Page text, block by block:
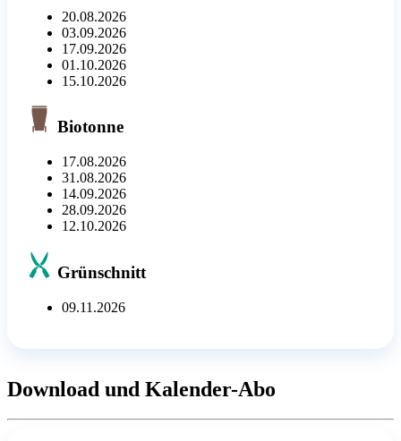
20.08.2026
03.09.2026
17.09.2026
01.10.2026
15.10.2026
Biotonne
17.08.2026
31.08.2026
14.09.2026
28.09.2026
12.10.2026
Grünschnitt
09.11.2026
Download und Kalender-Abo